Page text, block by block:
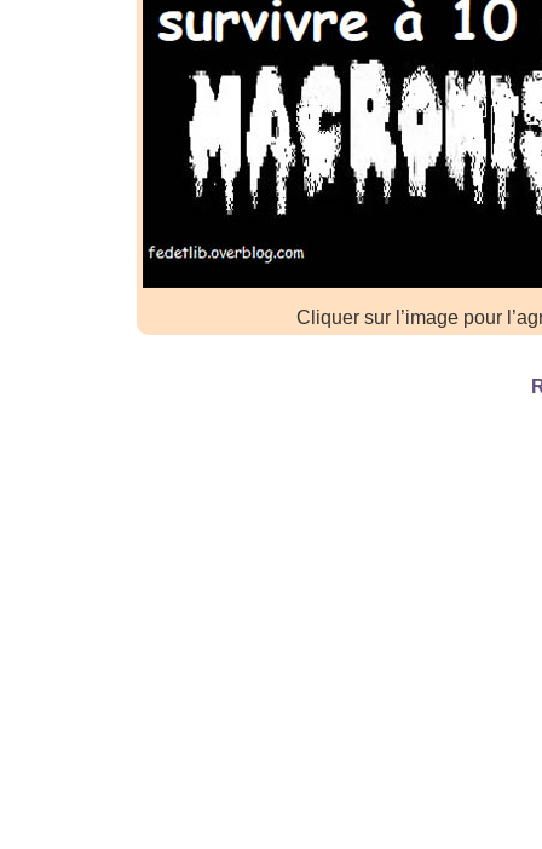
Cliquer sur l’image pour